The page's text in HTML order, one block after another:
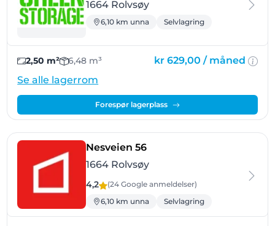
1664 Rolvsøy
6,10 km unna Selvlagring
2,50 m² 6,48 m³ kr 629,00 / måned
Se alle lagerrom
Forespør lagerplass
Nesveien 56- Rolvsøy
1664 Rolvsøy
4,2 (24 Googleanmeldelser)
6,10 km unna
Selvlagring